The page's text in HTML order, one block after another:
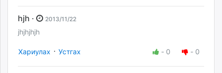
hjh · 2013/11/22
jhjhjhjh
Хариулах · Устгах - 0 - 0